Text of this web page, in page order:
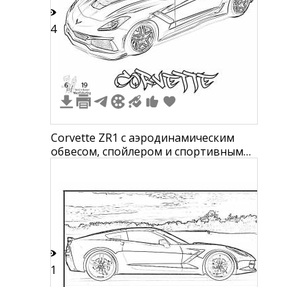
34
6 19 2 1 7
Corvette ZR1 с аэродинамическим
обвесом, спойлером и спортивными
11